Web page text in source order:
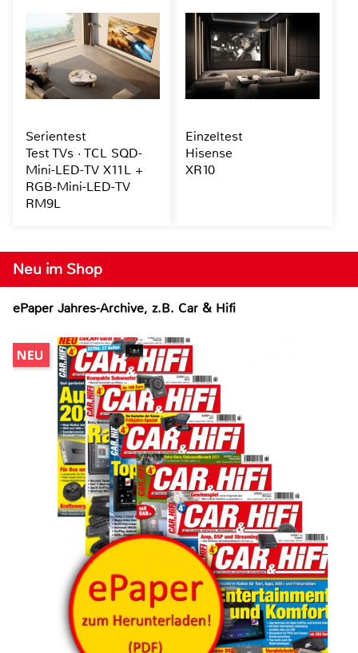
Neu im Shop
ePaper Jahres-Archive, z.B. Car & Hifi
Serientest
Test TVs · TCL SQD-
Mini-LED-TV X11L +
RGB-Mini-LED-TV
RM9L
Einzeltest
Hisense
XR10